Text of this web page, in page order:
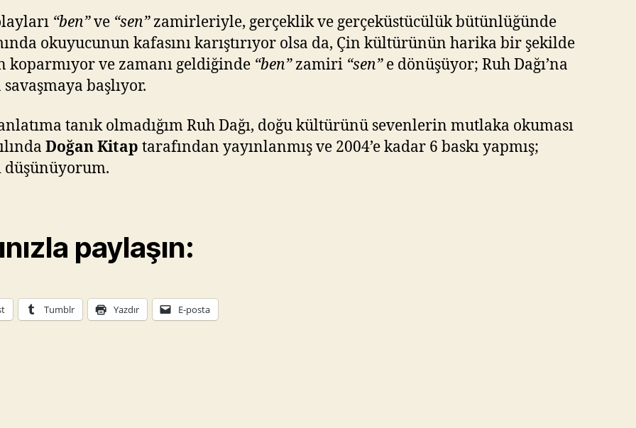
“ben”ve “sen”zamirleriyle, gerçeklik ve gerçeküstücülük bütünlüğünde
okuyucunun kafasını karıştırıyor olsa da, Çin kültürünün harika bir şekilde
koparmıyor ve zamanı geldiğinde “ben”zamiri “sen”e dönüşüyor; Ruh Dağı’na
başlıyor.
tanık olmadığım Ruh Dağı, doğu kültürünü sevenlerin mutlaka okuması
Doğan Kitap tarafından yayınlanmış ve 2004’e kadar 6 baskı yapmış;
paylaşın:
Tumblr Yazdır E-posta